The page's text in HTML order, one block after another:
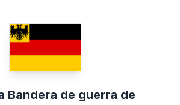
Bandera de guerra de